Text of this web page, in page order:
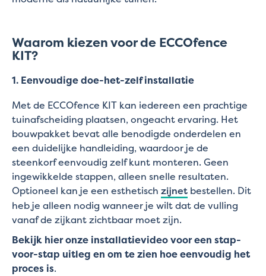
Waarom kiezen voor de ECCOfence
KIT?
1. Eenvoudige doe-het-zelf installatie
Met de ECCOfence KIT kan iedereen een prachtige
tuinafscheiding plaatsen, ongeacht ervaring. Het
bouwpakket bevat alle benodigde onderdelen en
een duidelijke handleiding, waardoor je de
steenkorf eenvoudig zelf kunt monteren. Geen
ingewikkelde stappen, alleen snelle resultaten.
Optioneel kan je een esthetisch zijnet bestellen. Dit
heb je alleen nodig wanneer je wilt dat de vulling
vanaf de zijkant zichtbaar moet zijn.
Bekijk hier onze installatievideo voor een stap-
voor-stap uitleg en om te zien hoe eenvoudig het
proces is.